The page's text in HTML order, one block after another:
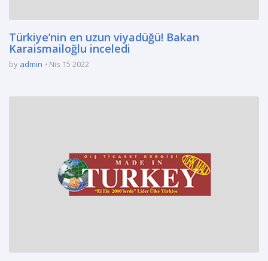
Türkiye’nin en uzun viyadüğü! Bakan
Karaismailoğlu inceledi
by admin Nis 15 2022